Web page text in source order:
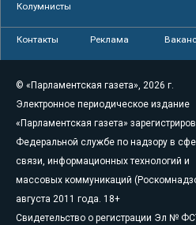
Колумнисты
Контакты Реклама
© «Парламентская газета», 2026 г.
Электронное периодическое издание
«Парламентская газета»
Федеральной службе по надзору в
связи, информационных технологий и
массовых коммуникаций
августа 2011 года. 18+
Свидетельство о регистрации Эл №